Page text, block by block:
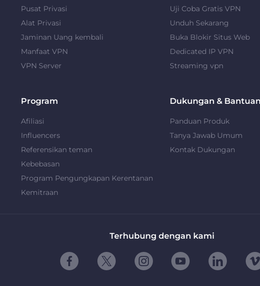
Pusat Privasi
Alat Privasi
Jaminan Uang kembali
Manfaat VPN
VPN Server
Uji Coba Gratis VPN
Unduh Sekarang
Buka Blokir Situs Web
Dedicated IP VPN
Streaming vpn
Program
Afiliasi
Influencers
Referensikan teman
Kebebasan
Program Pengungkapan Kerentanan
Kemitraan
Dukungan & Bantuan
Panduan Produk
Tanya Jawab Umum
Kontak Dukungan
Terhubung dengan kami